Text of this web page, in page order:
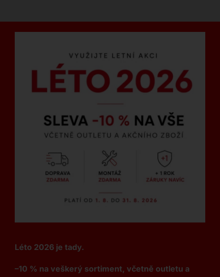
Léto 2026 je tady.
–10 % na veškerý sortiment, včetně outletu a